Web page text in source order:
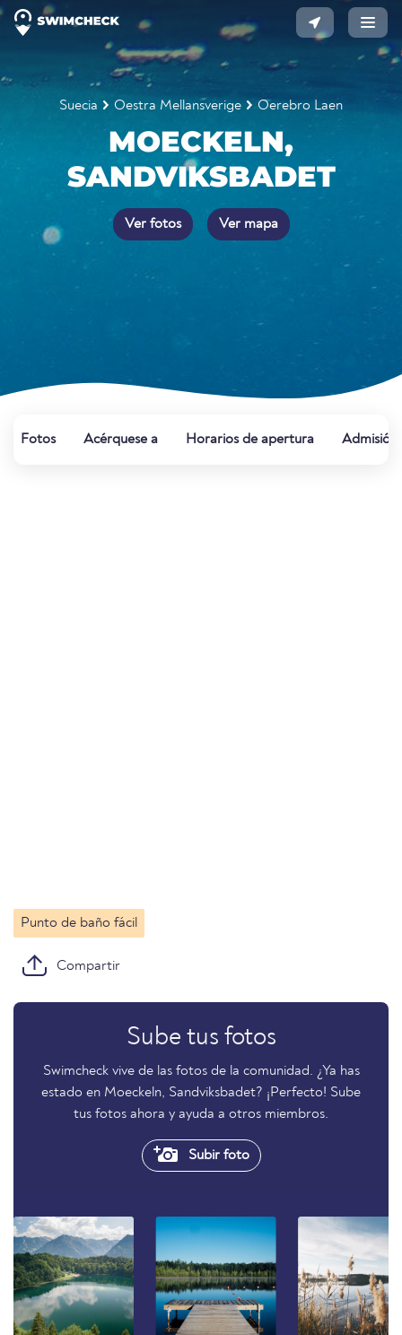
Suecia Oestra Mellansverige Oerebro Laen
MOECKELN,
SANDVIKSBADET
Ver fotos Ver mapa
Fotos Acérquese a Horarios de apertura Admisión
Punto de baño fácil
Compartir
Sube tus fotos
Swimcheck vive de las fotos de la comunidad. ¿Ya has
estado en Moeckeln, Sandviksbadet? ¡Perfecto! Sube
tus fotos ahora y ayuda a otros miembros.
Subir foto